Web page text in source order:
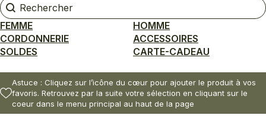
Rechercher
Rechercher
FEMME
HOMME
CORDONNERIE
ACCESSOIRES
SOLDES
CARTE-CADEAU
Astuce : Cliquez sur l’icône du cœur pour ajouter le produit à vos
favoris. Retrouvez par la suite votre sélection en cliquant sur le
coeur dans le menu principal au haut de la page